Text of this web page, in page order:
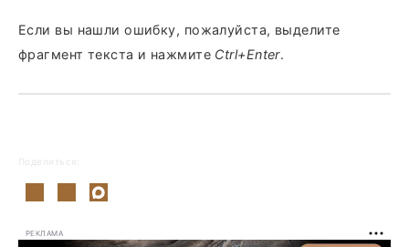
Если вы нашли ошибку, пожалуйста, выделите
фрагмент текста и нажмите Ctrl+Enter.
Поделиться:
РЕКЛАМА